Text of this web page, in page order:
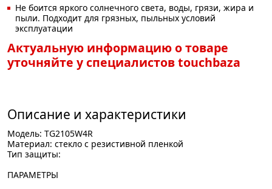
Не боится яркого солнечного света, воды, грязи, жира и
пыли. Подходит для грязных, пыльных условий
эксплуатации
Актуальную информацию о товаре
уточняйте у специалистов touchbaza
Описание и характеристики
Модель: TG2105W4R
Материал: стекло с резистивной пленкой
Тип защиты:
ПАРАМЕТРЫ